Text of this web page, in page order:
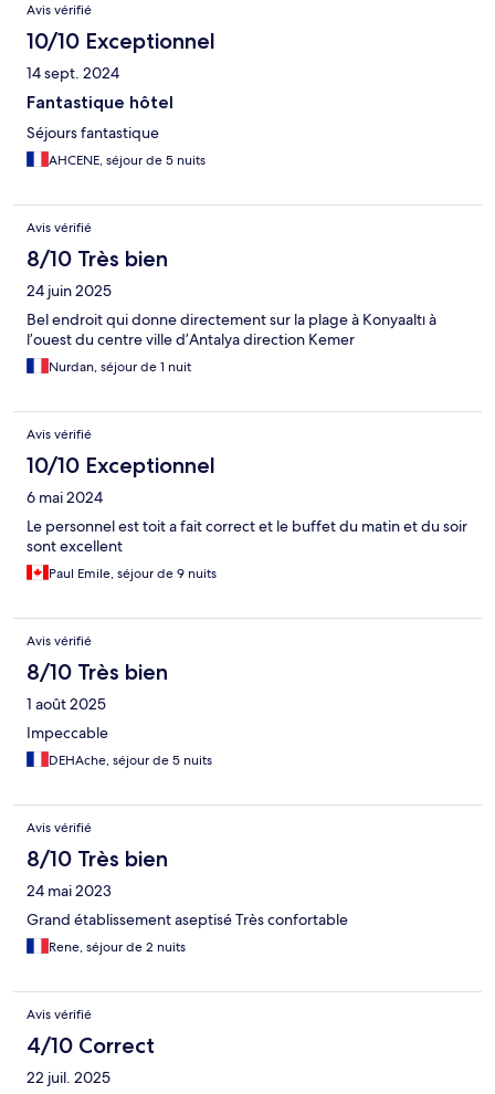
Avis vérifié
10/10 Exceptionnel
14 sept. 2024
Fantastique hôtel
Séjours fantastique
AHCENE, séjour de 5 nuits
Avis vérifié
8/10 Très bien
24 juin 2025
Bel endroit qui donne directement sur la plage à Konyaaltı à
l’ouest du centre ville d’Antalya direction Kemer
Nurdan, séjour de 1 nuit
Avis vérifié
10/10 Exceptionnel
6 mai 2024
Le personnel est toit a fait correct et le buffet du matin et du soir
sont excellent
Paul Emile, séjour de 9 nuits
Avis vérifié
8/10 Très bien
1 août 2025
Impeccable
DEHAche, séjour de 5 nuits
Avis vérifié
8/10 Très bien
24 mai 2023
Grand établissement aseptisé Très confortable
Rene, séjour de 2 nuits
Avis vérifié
4/10 Correct
22 juil. 2025